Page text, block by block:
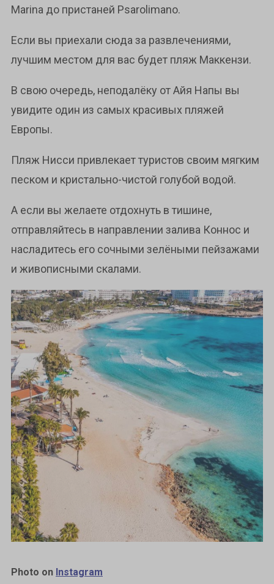
Marina до пристаней Psarolimano.
Если вы приехали сюда за развлечениями,
лучшим местом для вас будет пляж Маккензи.
В свою очередь, неподалёку от Айя Напы вы
увидите один из самых красивых пляжей
Европы.
Пляж Нисси привлекает туристов своим мягким
песком и кристально-чистой голубой водой.
А если вы желаете отдохнуть в тишине,
отправляйтесь в направлении залива Коннос и
насладитесь его сочными зелёными пейзажами
и живописными скалами.
Photo on Instagram